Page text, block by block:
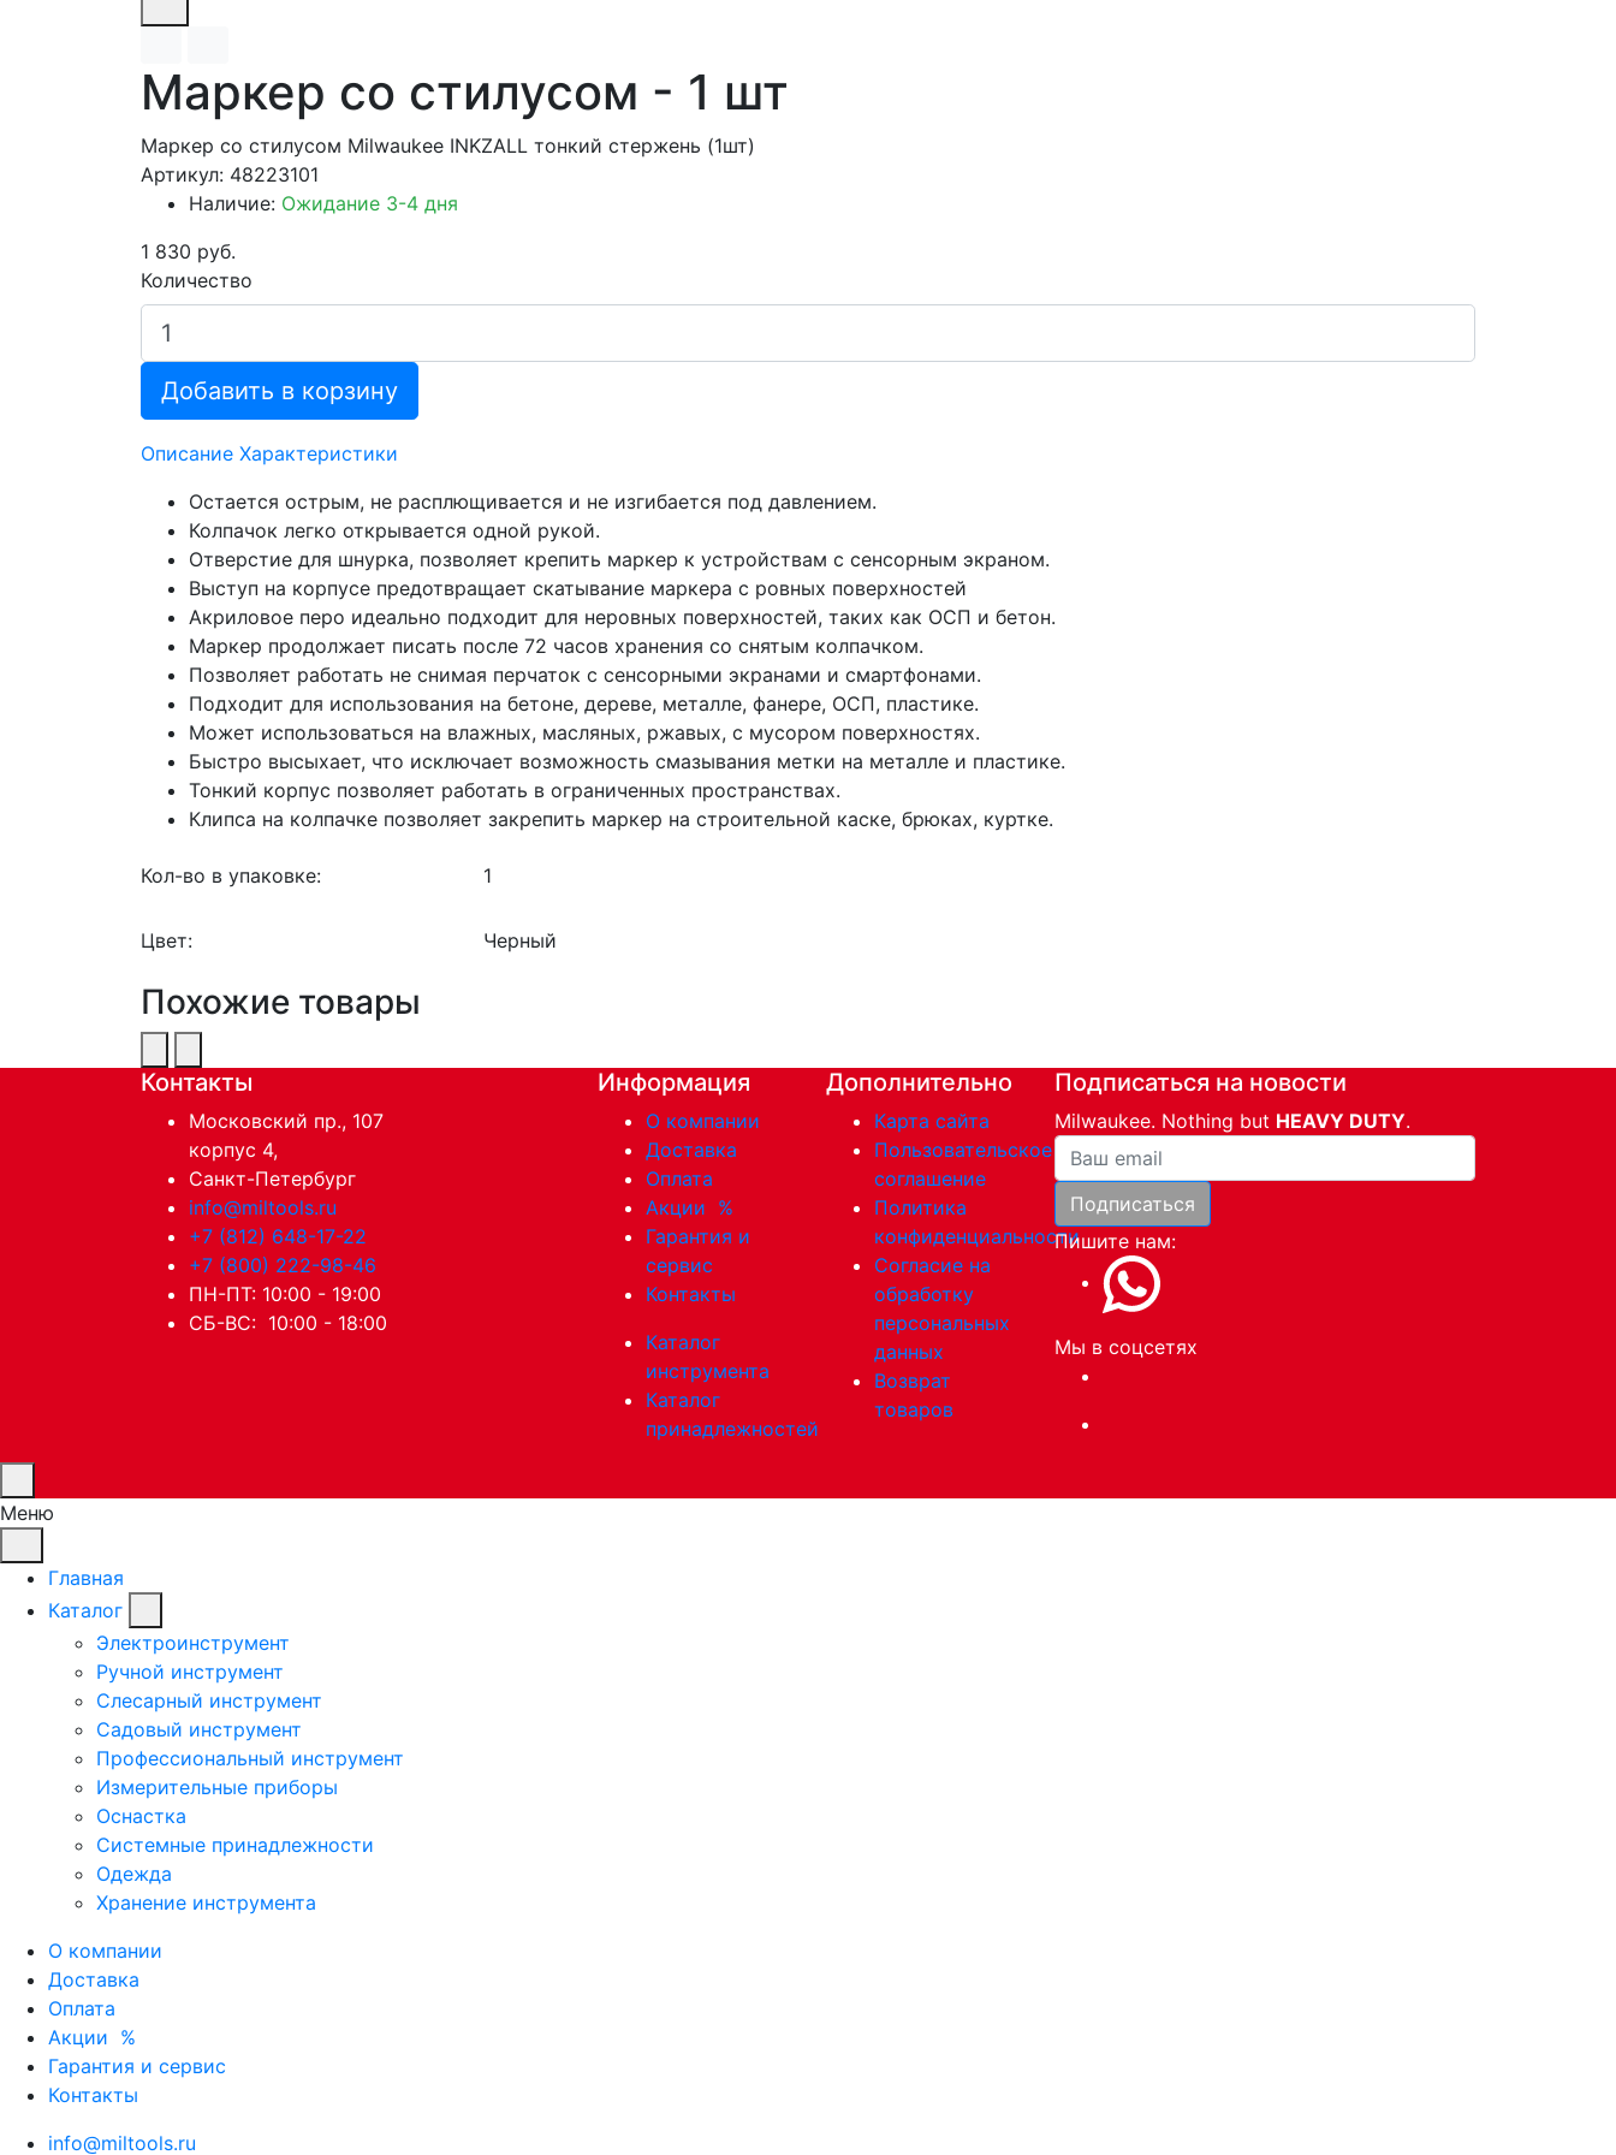
Маркер со стилусом - 1 шт
Маркер со стилусом Milwaukee INKZALL тонкий стержень (1шт)
Артикул: 48223101
Наличие: Ожидание 3-4 дня
1 830 руб.
Количество
Добавить в корзину
Описание Характеристики
Остается острым, не расплющивается и не изгибается под давлением.
Колпачок легко открывается одной рукой.
Отверстие для шнурка, позволяет крепить маркер к устройствам с сенсорным экраном.
Выступ на корпусе предотвращает скатывание маркера с ровных поверхностей
Акриловое перо идеально подходит для неровных поверхностей, таких как ОСП и бетон.
Маркер продолжает писать после 72 часов хранения со снятым колпачком.
Позволяет работать не снимая перчаток с сенсорными экранами и смартфонами.
Подходит для использования на бетоне, дереве, металле, фанере, ОСП, пластике.
Может использоваться на влажных, масляных, ржавых, с мусором поверхностях.
Быстро высыхает, что исключает возможность смазывания метки на металле и пластике.
Тонкий корпус позволяет работать в ограниченных пространствах.
Клипса на колпачке позволяет закрепить маркер на строительной каске, брюках, куртке.
Кол-во в упаковке: 1
Цвет: Черный
Похожие товары
Контакты
Московский пр., 107
корпус 4,
Санкт-Петербург
info@miltools.ru
+7 (812) 648-17-22
+7 (800) 222-98-46
ПН-ПТ: 10:00 - 19:00
СБ-ВС: 10:00 - 18:00
Информация
О компании
Доставка
Оплата
Акции %
Гарантия и
сервис
Контакты
Каталог
инструмента
Каталог
принадлежностей
Дополнительно
Карта сайта
Пользовательское
соглашение
Политика
конфиденциальности
Согласие на
обработку
персональных
данных
Возврат
товаров
Подписаться на новости
Milwaukee. Nothing but HEAVY DUTY.
Ваша почта
Подписаться
Пишите нам:
Мы в соцсетях
Меню
Главная
Каталог
Электроинструмент
Ручной инструмент
Слесарный инструмент
Садовый инструмент
Профессиональный инструмент
Измерительные приборы
Оснастка
Системные принадлежности
Одежда
Хранение инструмента
О компании
Доставка
Оплата
Акции %
Гарантия и сервис
Контакты
info@miltools.ru